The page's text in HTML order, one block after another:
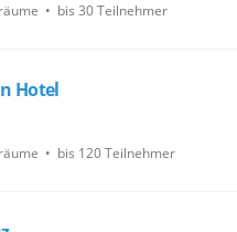
• bis 30 Teilnehmer
Hotel
• bis 120 Teilnehmer